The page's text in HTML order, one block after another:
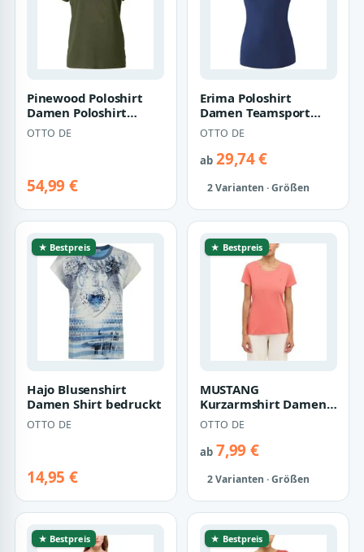
Pinewood Poloshirt
Damen Poloshirt
Ramsey
OTTO DE
54,99 €
Erima Poloshirt
Damen Teamsport
Poloshirt
OTTO DE
ab29,74 €
2 Varianten · Größen
★ Bestpreis
Hajo Blusenshirt
Damen Shirt bedruckt
OTTO DE
14,95 €
★ Bestpreis
MUSTANG
Kurzarmshirt Damen
Style Winona
OTTO DE
ab7,99 €
2 Varianten · Größen
★ Bestpreis ★ Bestpreis